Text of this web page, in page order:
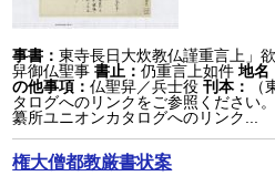
事書：東寺長日大炊教仏謹重言上」
舁御仏聖事 書止：仍重言上如件 地名
の他事項：仏聖舁／兵士役 刊本：
タログへのリンクをご参照ください。
纂所ユニオンカタログへのリンク...
権大僧都教厳書状案